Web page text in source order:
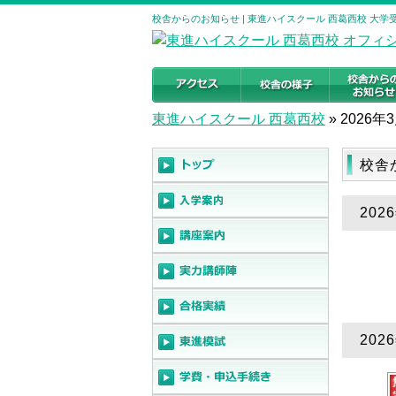
校舎からのお知らせ | 東進ハイスクール 西葛西校 大学
東進ハイスクール 西葛西校 » 2026年
校舎